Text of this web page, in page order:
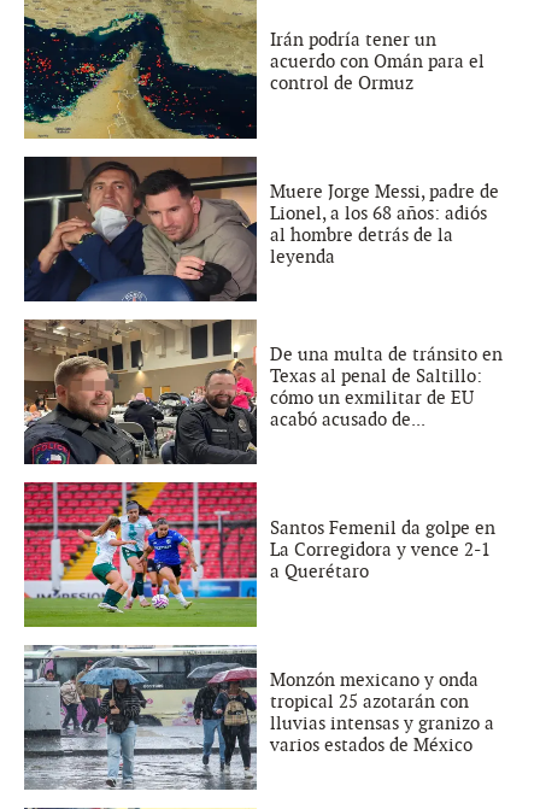
Irán podría tener un
acuerdo con Omán para el
control de Ormuz
Muere Jorge Messi, padre de
Lionel, a los 68 años: adiós
al hombre detrás de la
leyenda
De una multa de tránsito en
Texas al penal de Saltillo:
cómo un exmilitar de EU
acabó acusado de...
Santos Femenil da golpe en
La Corregidora y vence 2-1
a Querétaro
Monzón mexicano y onda
tropical 25 azotarán con
lluvias intensas y granizo a
varios estados de México